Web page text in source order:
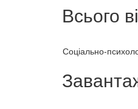
Всього
Соціально-